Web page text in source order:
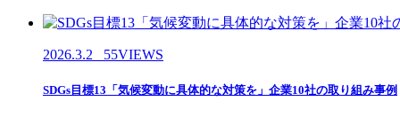
2026.3.2 55VIEWS
SDGs目標13「気候変動に具体的な対策を」企業10社の取り組み事例